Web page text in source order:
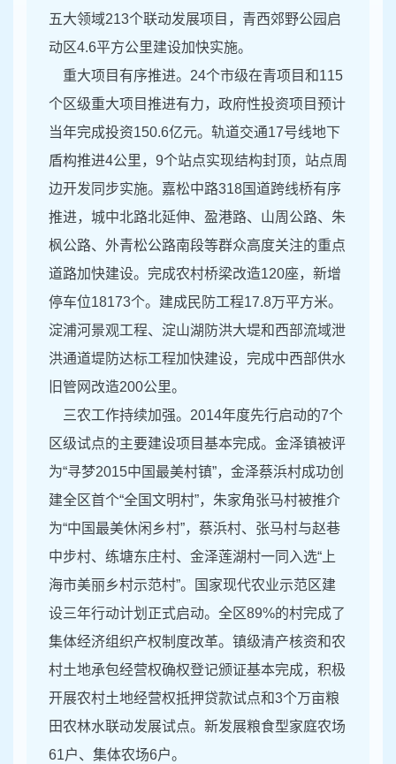
五大领域213个联动发展项目，青西郊野公园启
动区4.6平方公里建设加快实施。
重大项目有序推进。24个市级在青项目和115
个区级重大项目推进有力，政府性投资项目预计
当年完成投资150.6亿元。轨道交通17号线地下
盾构推进4公里，9个站点实现结构封顶，站点周
边开发同步实施。嘉松中路318国道跨线桥有序
推进，城中北路北延伸、盈港路、山周公路、朱
枫公路、外青松公路南段等群众高度关注的重点
道路加快建设。完成农村桥梁改造120座，新增
停车位18173个。建成民防工程17.8万平方米。
淀浦河景观工程、淀山湖防洪大堤和西部流域泄
洪通道堤防达标工程加快建设，完成中西部供水
旧管网改造200公里。
三农工作持续加强。2014年度先行启动的7个
区级试点的主要建设项目基本完成。金泽镇被评
为“寻梦2015中国最美村镇”，金泽蔡浜村成功创
建全区首个“全国文明村”，朱家角张马村被推介
为“中国最美休闲乡村”，蔡浜村、张马村与赵巷
中步村、练塘东庄村、金泽莲湖村一同入选“上
海市美丽乡村示范村”。国家现代农业示范区建
设三年行动计划正式启动。全区89%的村完成了
集体经济组织产权制度改革。镇级清产核资和农
村土地承包经营权确权登记颁证基本完成，积极
开展农村土地经营权抵押贷款试点和3个万亩粮
田农林水联动发展试点。新发展粮食型家庭农场
61户、集体农场6户。